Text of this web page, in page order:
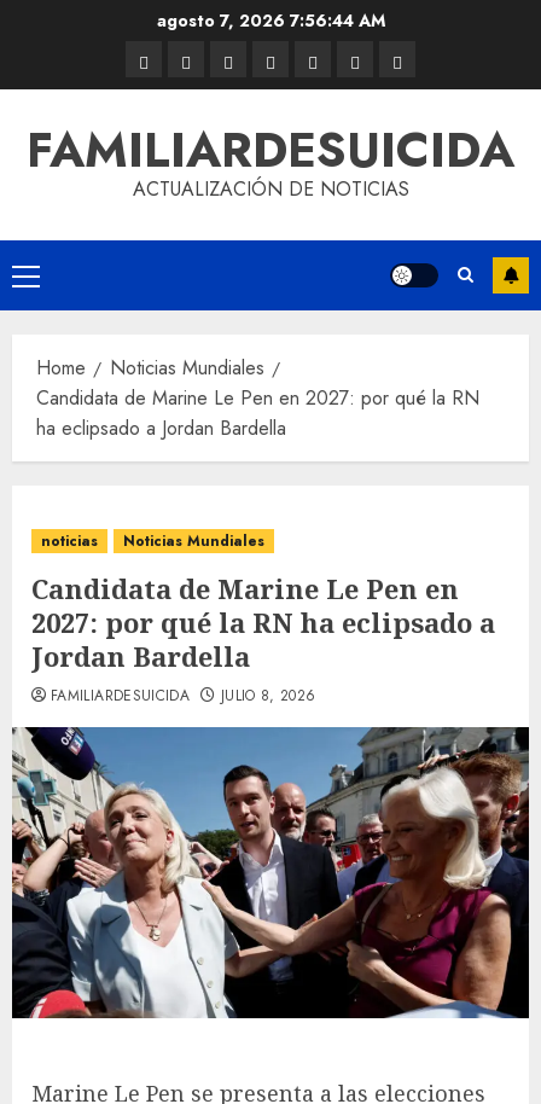
agosto 7, 2026 7:56:45 AM
FAMILIARDESUICIDA
ACTUALIZACIÓN DE NOTICIAS
Home
Noticias Mundiales
Candidata de Marine Le Pen en 2027: por qué la RN
ha eclipsado a Jordan Bardella
noticias Noticias Mundiales
Candidata de Marine Le Pen en
2027: por qué la RN ha eclipsado a
Jordan Bardella
FAMILIARDESUICIDA JULIO 8, 2026
Marine Le Pen se presenta a las elecciones